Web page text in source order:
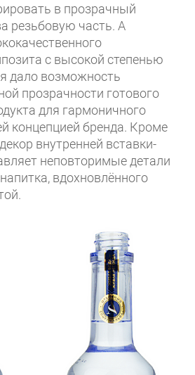
в прозрачный
резьбовую часть. А
с высокой степенью
дало возможность
прозрачности готового
для гармоничного
концепцией бренда. Кроме
внутренней вставки-
неповторимые детали
вдохновлённого